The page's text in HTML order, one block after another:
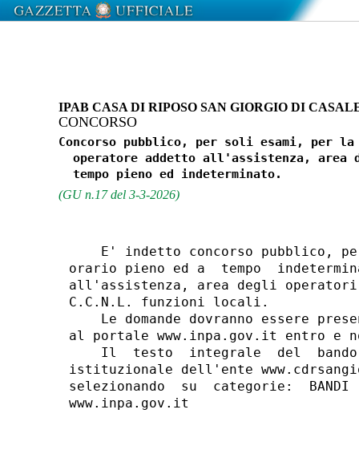
IPAB CASA DI RIPOSO SAN GIORGIO DI
CONCORSO
Concorso pubblico, per soli esami, per
operatore addetto all'assistenza, area
(GU n.17 del 3-3-2026)
E' indetto concorso pubblico,
orario pieno ed a  tempo
all'assistenza, area degli
C.C.N.L. funzioni locali.
Le domande dovranno essere
al portale www.inpa.gov.it entro e
Il  testo  integrale  del
istituzionale dell'ente
selezionando  su  categorie:
www.inpa.gov.it